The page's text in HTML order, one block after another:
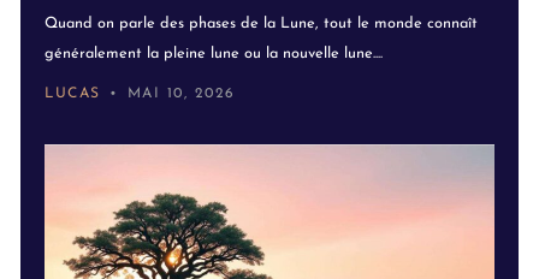
Quand on parle des phases de la Lune, tout le monde connaît
généralement la pleine lune ou la nouvelle lune....
LUCAS MAI 10, 2026